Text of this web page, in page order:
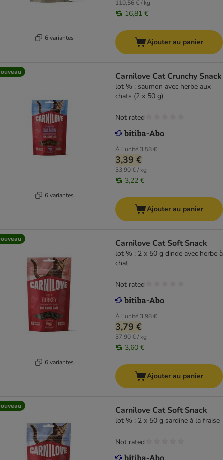
6 variantes
110,56 € / kg
16,81 €
Ajouter au panier
6 variantes
Carnilove Cat Crunchy Snack
lot % : saumon avec herbe aux
chats (2 x 50 g)
À l'unité 3,58 €
3,39 €
33,90 € / kg
3,22 €
Not rated
Ajouter au panier
6 variantes
Carnilove Cat Soft Snack
lot % : 2 x 50 g dinde avec herbe à
chat
À l'unité 3,98 €
3,79 €
37,90 € / kg
3,60 €
Not rated
Ajouter au panier
Carnilove Cat Soft Snack
lot % : 2 x 50 g sardine à la fraise
Not rated